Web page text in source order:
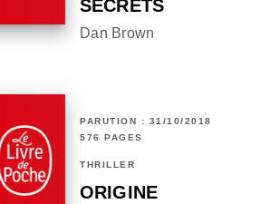
SECRETS
Dan Brown
PARUTION : 31/10/2018
576 PAGES
THRILLER
ORIGINE